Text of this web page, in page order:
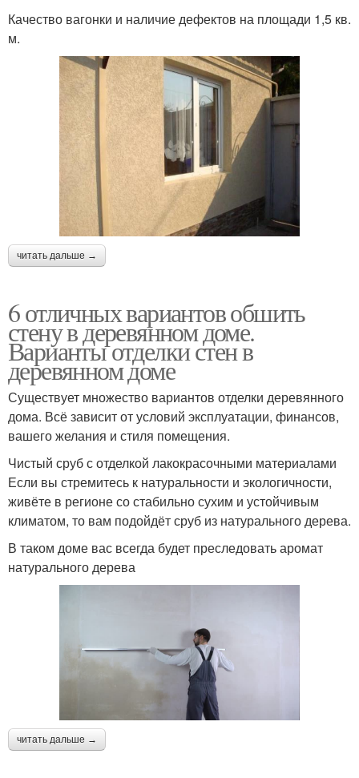
Качество вагонки и наличие дефектов на площади 1,5 кв.
м.
читать дальше →
6 отличных вариантов обшить
стену в деревянном доме.
Варианты отделки стен в
деревянном доме
Существует множество вариантов отделки деревянного
дома. Всё зависит от условий эксплуатации, финансов,
вашего желания и стиля помещения.
Чистый сруб с отделкой лакокрасочными материалами
Если вы стремитесь к натуральности и экологичности,
живёте в регионе со стабильно сухим и устойчивым
климатом, то вам подойдёт сруб из натурального дерева.
В таком доме вас всегда будет преследовать аромат
натурального дерева
читать дальше →